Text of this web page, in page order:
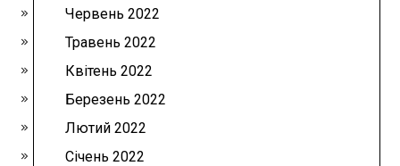
Червень 2022
Травень 2022
Квітень 2022
Березень 2022
Лютий 2022
Січень 2022